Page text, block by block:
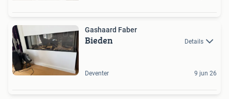
Gashaard Faber
Bieden Details
Deventer 9 jun 26